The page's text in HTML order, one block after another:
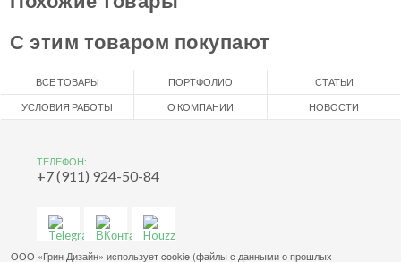
С этим товаром покупают
ВСЕ ТОВАРЫ ПОРТФОЛИО СТАТЬИ
УСЛОВИЯ РАБОТЫ О КОМПАНИИ НОВОСТИ
ТЕЛЕФОН:
+7 (911) 924-50-84
ООО «Грин Дизайн» использует cookie (файлы с данными о прошлых